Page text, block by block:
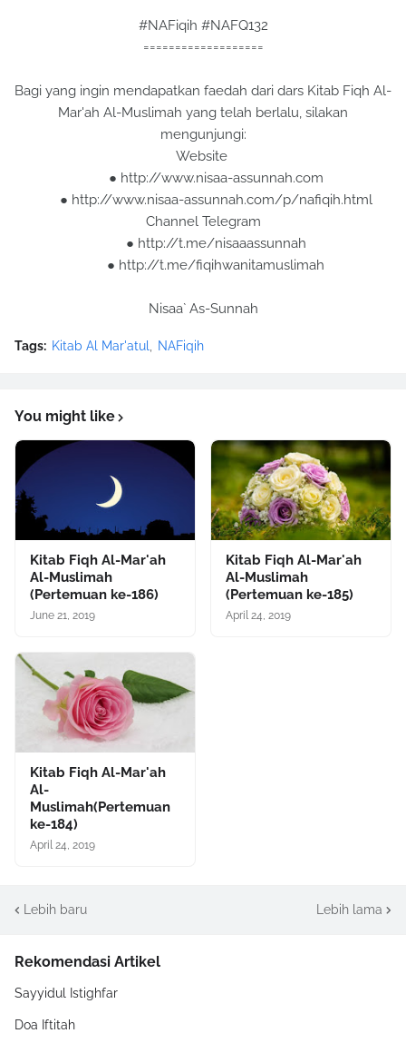
#NAFiqih #NAFQ132
===================
Bagi yang ingin mendapatkan faedah dari dars Kitab Fiqh Al-
Mar'ah Al-Muslimah yang telah berlalu, silakan
mengunjungi:
Website
● http://www.nisaa-assunnah.com
● http://www.nisaa-assunnah.com/p/nafiqih.html
Channel Telegram
● http://t.me/nisaaassunnah
● http://t.me/fiqihwanitamuslimah
Nisaa` As-Sunnah
Tags: Kitab Al Mar'atul NAFiqih
You might like
Kitab Fiqh Al-Mar'ah
Al-Muslimah
(Pertemuan ke-186)
June 21, 2019
Kitab Fiqh Al-Mar'ah
Al-Muslimah
(Pertemuan ke-185)
April 24, 2019
Kitab Fiqh Al-Mar'ah
Al-
Muslimah(Pertemuan
ke-184)
April 24, 2019
Lebih baru Lebih lama
Rekomendasi Artikel
Sayyidul Istighfar
Doa Iftitah